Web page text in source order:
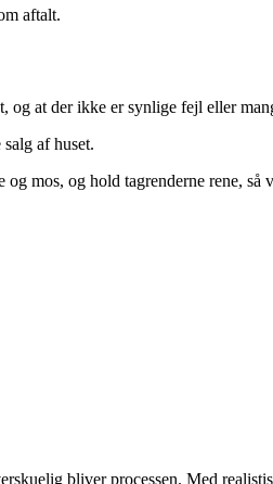
aftalt.
og at der ikke er synlige fejl eller
af huset.
mos, og hold tagrenderne rene, så
bliver processen. Med